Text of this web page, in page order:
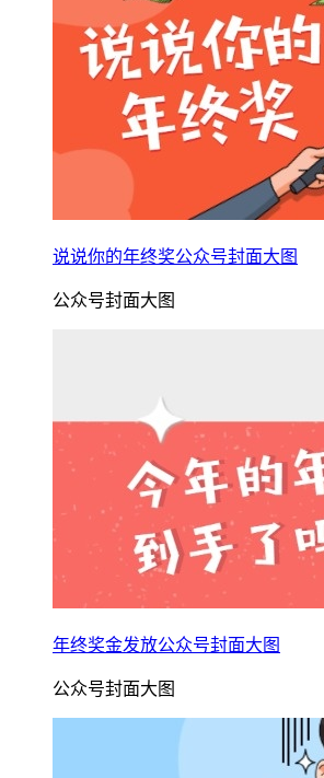
说说你的年终奖公众号封面大图
公众号封面大图
年终奖金发放公众号封面大图
公众号封面大图